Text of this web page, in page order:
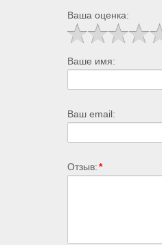
Ваша оценка:
Ваше имя:
Ваш email:
Отзыв:*